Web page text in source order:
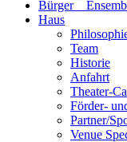
Haus
Team
Historie
Anfahrt
Theater-
Förder-
Partner/
Venue